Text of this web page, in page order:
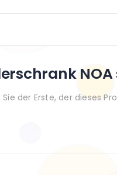
Sie der Erste, der dieses